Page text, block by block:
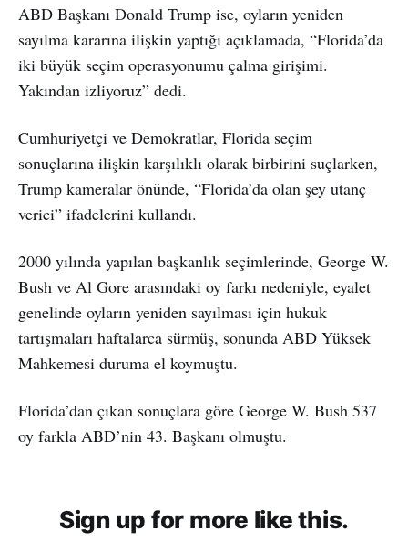
ABD Başkanı Donald Trump ise, oyların yeniden
sayılma kararına ilişkin yaptığı açıklamada, “Florida’da
iki büyük seçim operasyonumu çalma girişimi.
Yakından izliyoruz” dedi.
Cumhuriyetçi ve Demokratlar, Florida seçim
sonuçlarına ilişkin karşılıklı olarak birbirini suçlarken,
Trump kameralar önünde, “Florida’da olan şey utanç
verici” ifadelerini kullandı.
2000 yılında yapılan başkanlık seçimlerinde, George W.
Bush ve Al Gore arasındaki oy farkı nedeniyle, eyalet
genelinde oyların yeniden sayılması için hukuk
tartışmaları haftalarca sürmüş, sonunda ABD Yüksek
Mahkemesi duruma el koymuştu.
Florida’dan çıkan sonuçlara göre George W. Bush 537
oy farkla ABD’nin 43. Başkanı olmuştu.
Sign up for more like this.